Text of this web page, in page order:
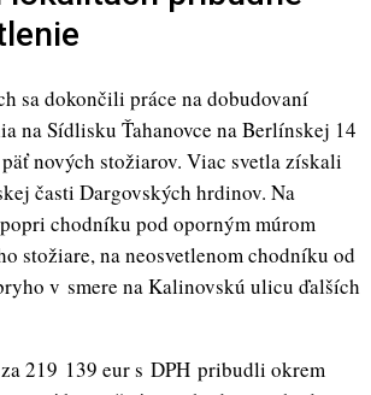
sa dokončili práce na dobudovaní
na Sídlisku Ťahanovce na Berlínskej 14
nových stožiarov. Viac svetla získali
časti Dargovských hrdinov. Na
chodníku pod oporným múrom
stožiare, na neosvetlenom chodníku od
v smere na Kalinovskú ulicu ďalších
219 139 eur s DPH pribudli okrem